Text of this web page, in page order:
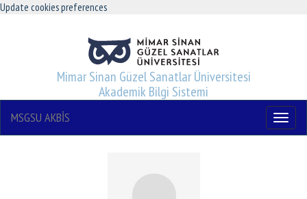
Update cookies preferences
Mimar Sinan Güzel Sanatlar Üniversitesi
Akademik Bilgi Sistemi
Menu
MSGSU AKBİS